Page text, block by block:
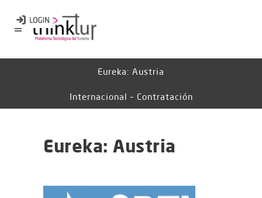
Eureka: Austria
Internacional – Contratación
Eureka: Austria